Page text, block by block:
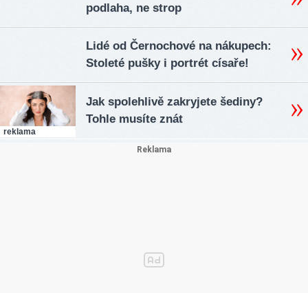
podlaha, ne strop
Lidé od Černochové na nákupech:
Stoleté pušky i portrét císaře!
reklama
Jak spolehlivě zakryjete šediny?
Tohle musíte znát